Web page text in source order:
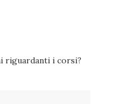
riguardanti i corsi?